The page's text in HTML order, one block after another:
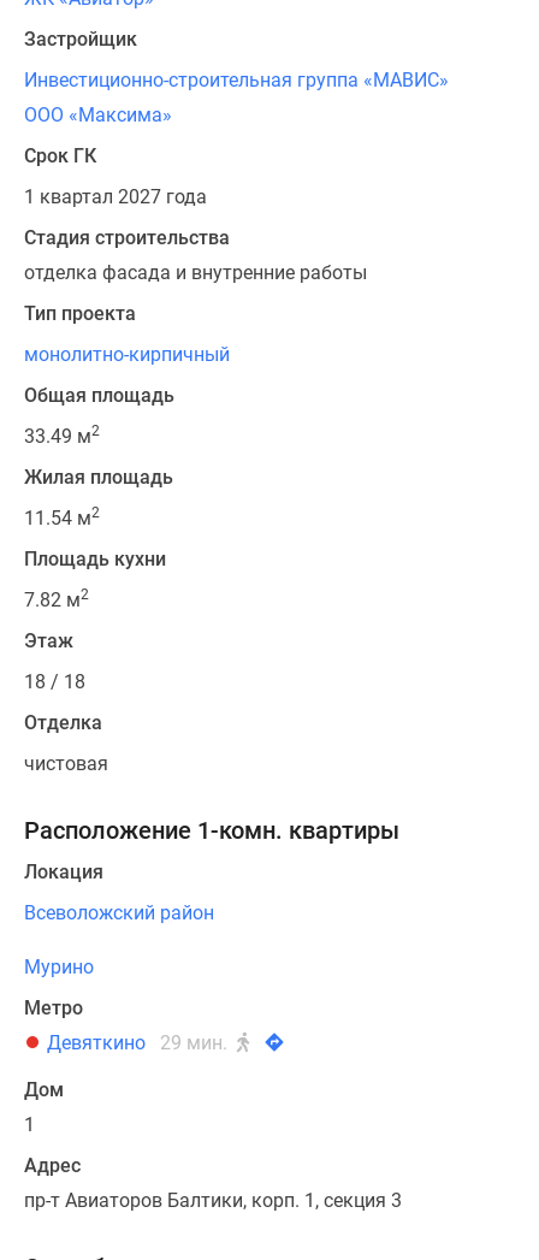
Застройщик
Инвестиционно-строительная группа «МАВИС»
ООО «Максима»
Срок ГК
1 квартал 2027 года
Стадия строительства
отделка фасада и внутренние работы
Тип проекта
монолитно-кирпичный
Общая площадь
33.49 м2
Жилая площадь
11.54 м2
Площадь кухни
7.82 м2
Этаж
18 / 18
Отделка
чистовая
Расположение 1-комн. квартиры
Локация
Всеволожский район
Мурино
Метро
Девяткино
29 мин.
Дом
1
Адрес
пр-т Авиаторов Балтики, корп. 1, секция 3